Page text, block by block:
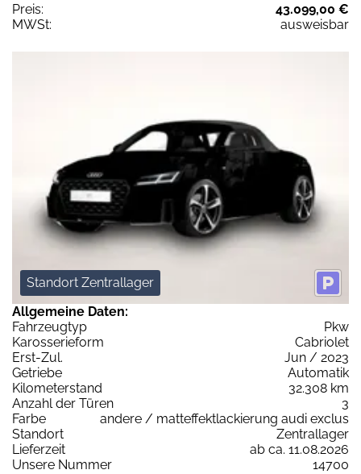
Preis:
43.099,00 €
MWSt:
ausweisbar
Standort Zentrallager
Allgemeine Daten:
Fahrzeugtyp
Pkw
Karosserieform
Cabriolet
Erst-Zul.
Jun / 2023
Getriebe
Automatik
Kilometerstand
32.308 km
Anzahl der Türen
3
Farbe
andere / matteffektlackierung audi exclus
Standort
Zentrallager
Lieferzeit
ab ca. 11.08.2026
Unsere Nummer
14700